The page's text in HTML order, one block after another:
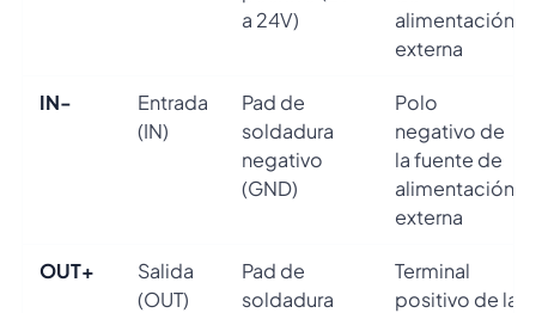
a 24V)
alimentación
externa
IN-
Entrada
(IN)
Pad de
soldadura
negativo
(GND)
Polo
negativo de
la fuente de
alimentación
externa
OUT+
Salida
(OUT)
Pad de
soldadura
Terminal
positivo de la